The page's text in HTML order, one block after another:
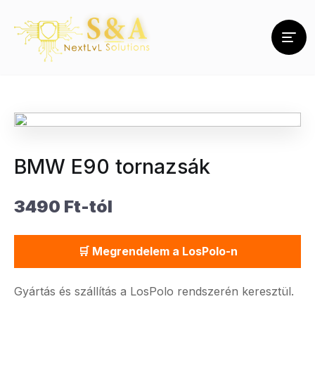
BMW E90 tornazsák
3490 Ft-tól
🛒 Megrendelem a LosPolo-n
Gyártás és szállítás a LosPolo rendszerén keresztül.